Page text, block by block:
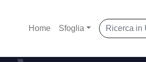
Home Sfoglia